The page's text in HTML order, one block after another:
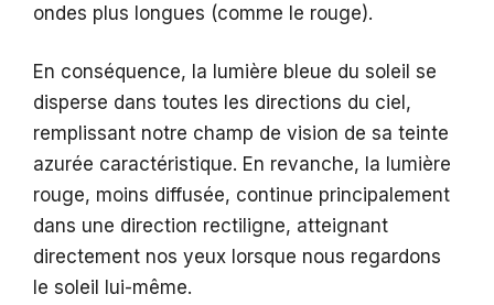
ondes plus longues (comme le rouge).
En conséquence, la lumière bleue du soleil se
disperse dans toutes les directions du ciel,
remplissant notre champ de vision de sa teinte
azurée caractéristique. En revanche, la lumière
rouge, moins diffusée, continue principalement
dans une direction rectiligne, atteignant
directement nos yeux lorsque nous regardons
le soleil lui-même.